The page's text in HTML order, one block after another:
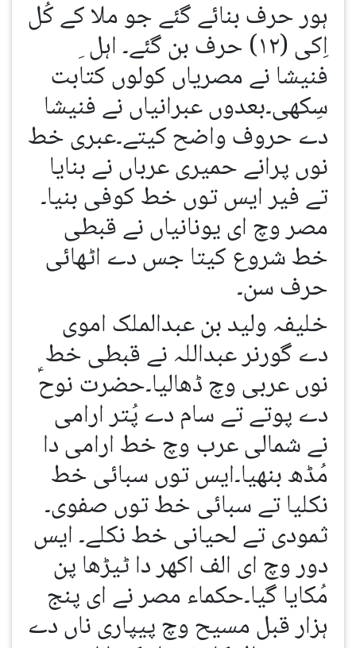
ہور حرف بنائے گئے جو ملا کے کُل
اِکی (۱۲) حرف بن گئے۔ اہل ِ
فنیشا نے مصریاں کولوں کتابت
سِکھی۔بعدوں عبرانیاں نے فنیشا
دے حروف واضح کیتے۔عبری خط
نوں پرانے حمیری عرباں نے بنایا
تے فیر ایس توں خط کوفی بنیا۔
مصر وچ ای یونانیاں نے قبطی
خط شروع کیتا جس دے اٹھائی
حرف سن۔
خلیفہ ولید بن عبدالملک اموی
دے گورنر عبداللہ نے قبطی خط
نوں عربی وچ ڈھالیا۔حضرت نوحؑ
دے پوتے تے سام دے پُتر ارامی
نے شمالی عرب وچ خط ارامی دا
مُڈھ بنھیا۔ایس توں سبائی خط
نکلیا تے سبائی خط توں صفوی۔
ثمودی تے لحیانی خط نکلے۔ ایس
دور وچ ای الف اکھر دا ٹیڑھا پن
مُکایا گیا۔حکماء مصر نے ای پنج
ہزار قبل مسیح وچ پیپاری ناں دے